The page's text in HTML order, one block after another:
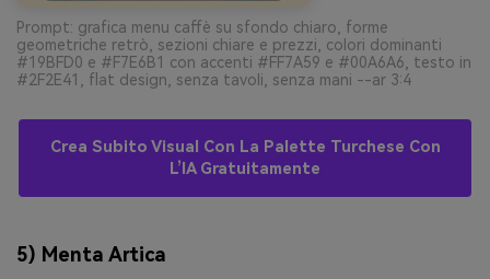
Prompt: grafica menu caffè su sfondo chiaro, forme
geometriche retrò, sezioni chiare e prezzi, colori dominanti
#19BFD0 e #F7E6B1 con accenti #FF7A59 e #00A6A6, testo in
#2F2E41, flat design, senza tavoli, senza mani --ar 3:4
Crea Subito Visual Con La Palette Turchese Con
L’IA Gratuitamente
5) Menta Artica